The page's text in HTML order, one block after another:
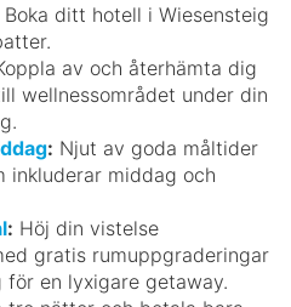
Boka ditt hotell i Wiesensteig
av och återhämta dig
wellnessområdet under din
: Njut av goda måltider
inkluderar middag och
: Höj din vistelse
gratis rumuppgraderingar
för en lyxigare getaway.